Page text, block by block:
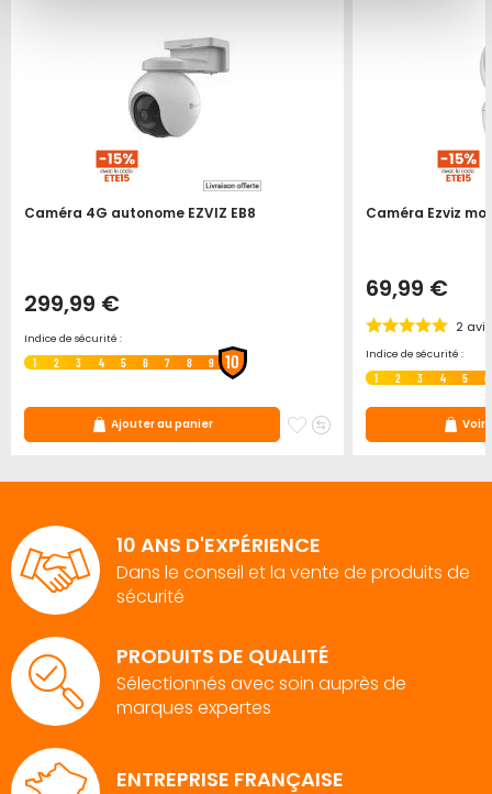
Caméra 4G autonome EZVIZ EB8
299,99 €
Indice de sécurité :
1 2 3 4 5 6 7 8 9 10
Ajouter au panier
AjouterAjouter
Caméra Ezviz
69,99 €
2 avis
Indice de sécurité :
1 2 3 4 5 6
Voir
10 ANS D'EXPÉRIENCE
Dans le conseil et la vente de produits de
sécurité
PRODUITS DE QUALITÉ
Sélectionnés avec soin auprès de
marques expertes
ENTREPRISE FRANÇAISE